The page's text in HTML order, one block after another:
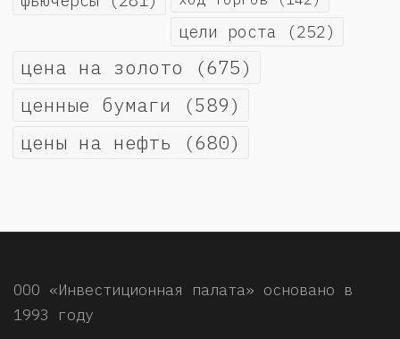
цели роста (252)
цена на золото (675)
ценные бумаги (589)
цены на нефть (680)
ООО «Инвестиционная палата» основано в
1993 году